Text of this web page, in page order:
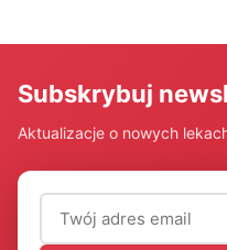
Subskrybuj
Aktualizacje o nowych
Adres email